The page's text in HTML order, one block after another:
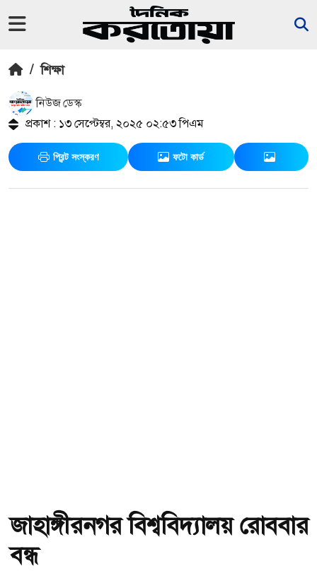
/ শিক্ষা
নিউজ ডেস্ক
প্রকাশ : ১৩ সেপ্টেম্বর, ২০২৫ ০২:৫৩ পিএম
প্রিন্ট সংস্করণ ফটো কার্ড
জাহাঙ্গীরনগর বিশ্ববিদ্যালয় রোববার
বন্ধ